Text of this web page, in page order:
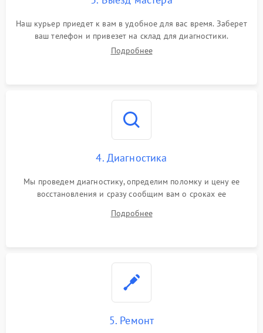
Наш курьер приедет к вам в удобное для вас время. Заберет
ваш телефон и привезет на склад для диагностики.
Подробнее
4. Диагностика
Мы проведем диагностику, определим поломку и цену ее
восстановления и сразу сообщим вам о сроках ее
Подробнее
5. Ремонт